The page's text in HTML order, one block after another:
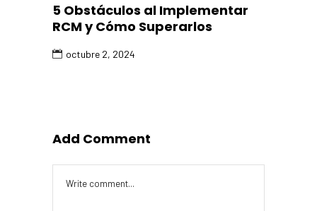
5 Obstáculos al Implementar
RCM y Cómo Superarlos
octubre 2, 2024
Add Comment